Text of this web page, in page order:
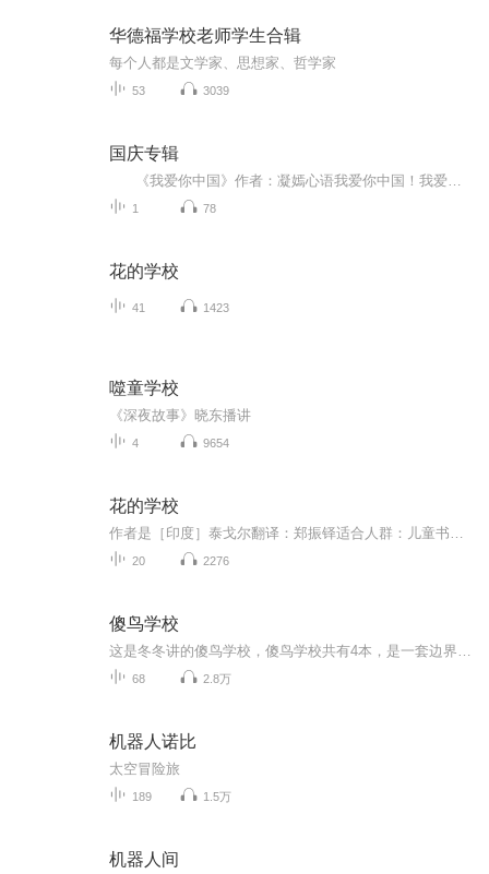
华德福学校老师学生合辑
每个人都是文学家、思想家、哲学家
53 3039
国庆专辑
1 78
花的学校
41 1423
噬童学校
《深夜故事》晓东播讲
4 9654
花的学校
20 2276
傻鸟学校
68 2.8万
机器人诺比
太空冒险旅
189 1.5万
机器人间